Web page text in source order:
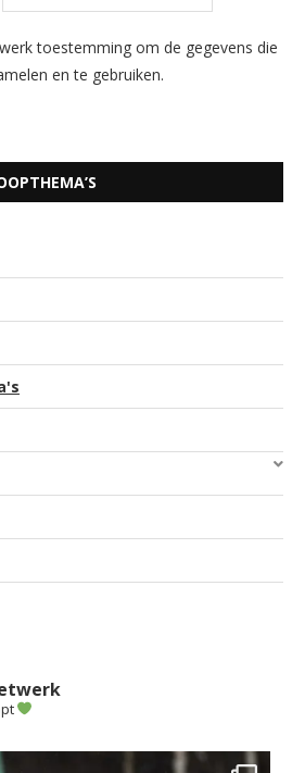
toestemming om de gegevens die
en te gebruiken.